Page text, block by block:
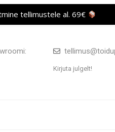
Kirjuta julgelt!
tellimustele al. 69€